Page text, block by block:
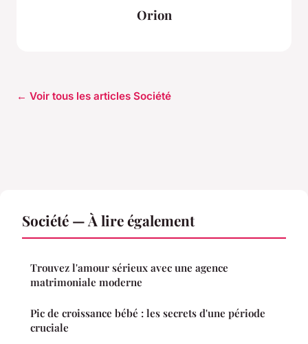
Orion
← Voir tous les articles Société
Société — À lire également
Trouvez l'amour sérieux avec une agence
matrimoniale moderne
Pic de croissance bébé : les secrets d'une période
cruciale